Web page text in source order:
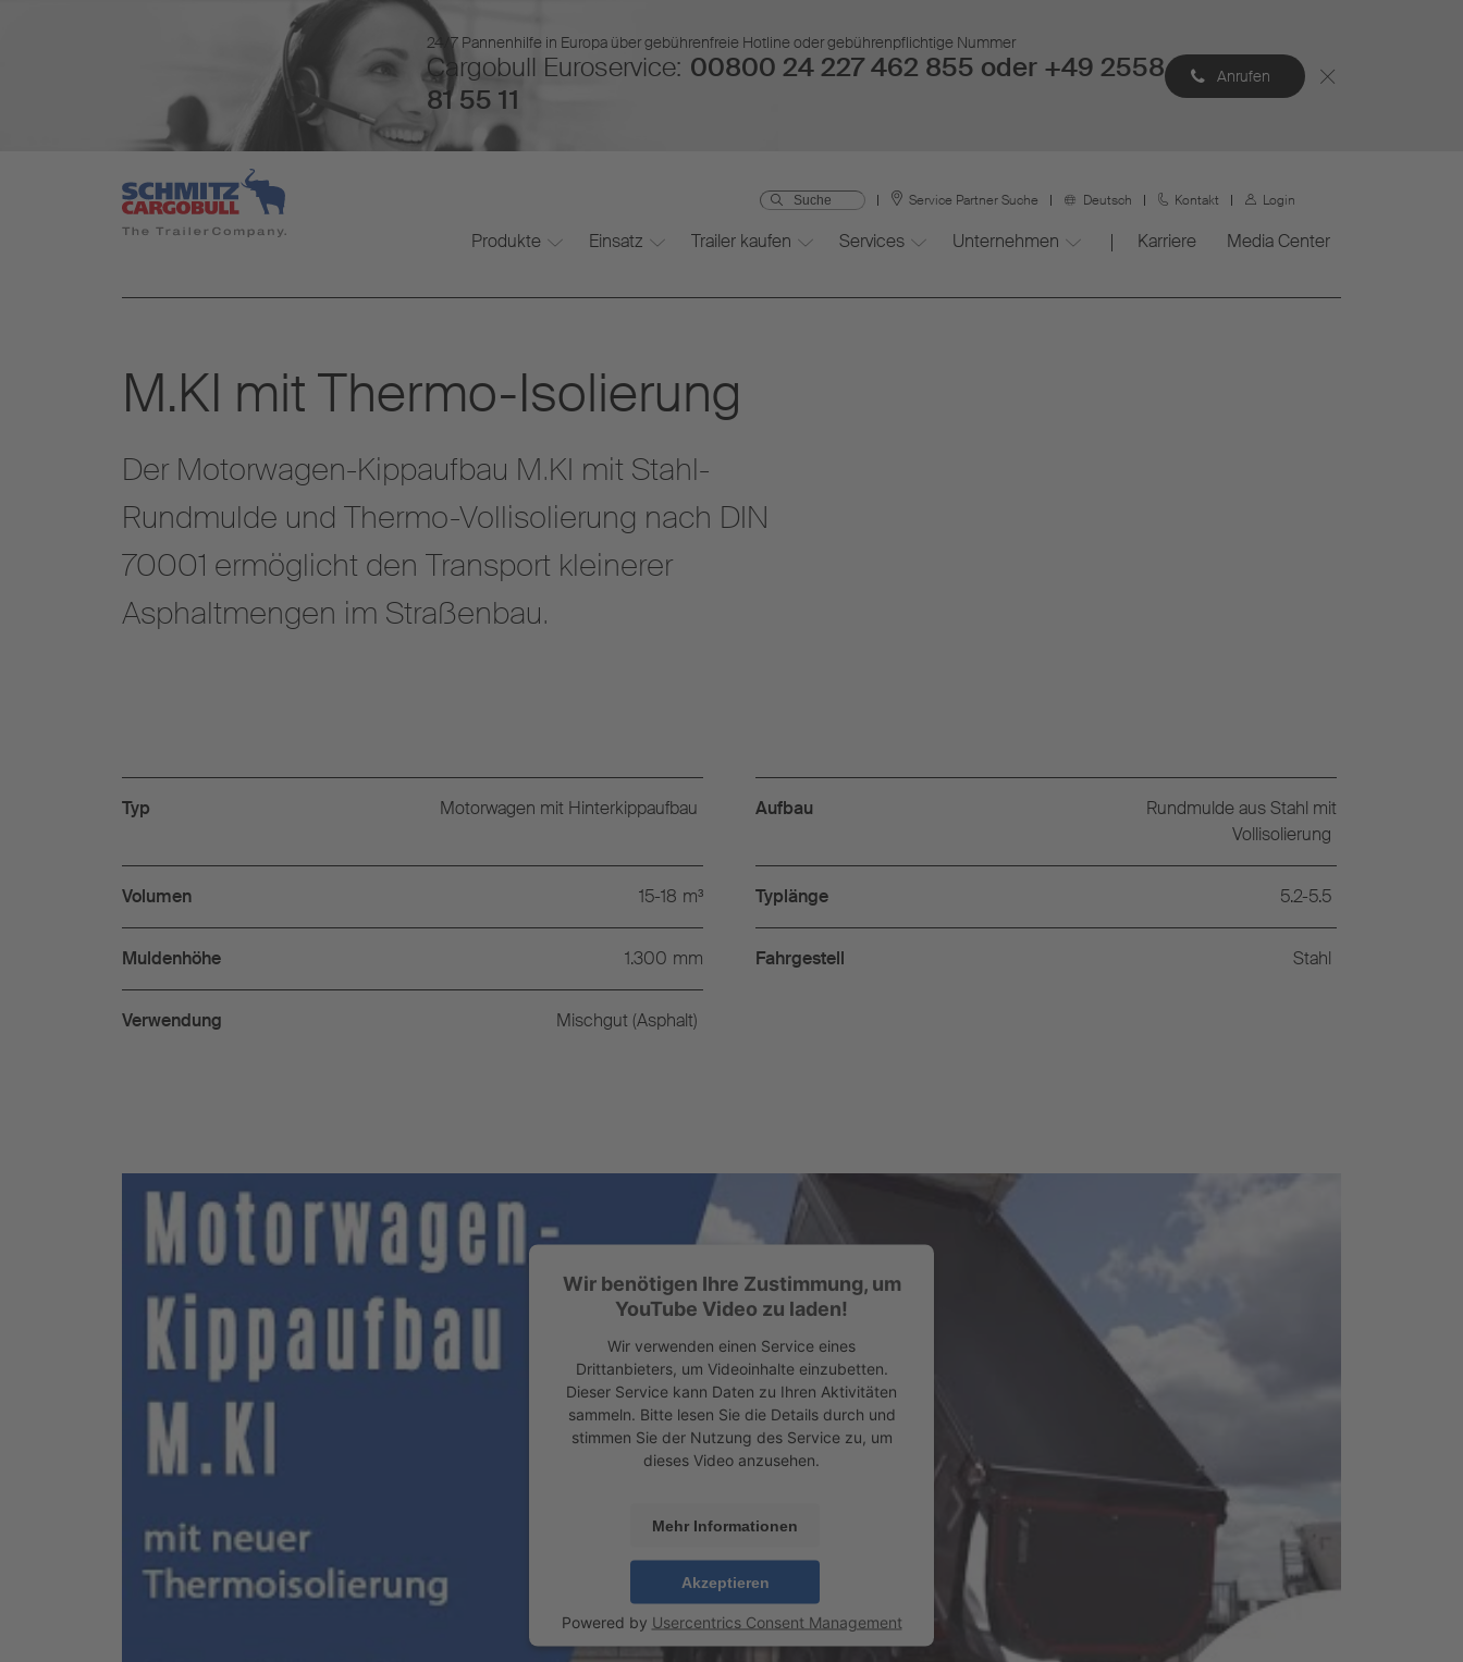
24/7 Pannenhilfe in Europa über gebührenfreie Hotline oder gebührenpflichtige Nummer
Cargobull Euroservice: 00800 24 227 462 855 oder +49 2558
81 55 11
Anrufen
Service Partner Suche Deutsch Kontakt Login
Produkte Einsatz Trailer kaufen Services Unternehmen Karriere Media Center
M.KI mit Thermo-Isolierung
Der Motorwagen-Kippaufbau M.KI mit Stahl-
Rundmulde und Thermo-Vollisolierung nach DIN
70001 ermöglicht den Transport kleinerer
Asphaltmengen im Straßenbau.
Typ Motorwagen mit Hinterkippaufbau Aufbau
Rundmulde aus Stahl mit
Vollisolierung
Volumen 15-18 m³ Typlänge 5.2-5.5
Muldenhöhe 1.300 mm Fahrgestell Stahl
Verwendung Mischgut (Asphalt)
Wir benötigen Ihre Zustimmung, um
YouTube Video zu laden!
Wir verwenden einen Service eines
Drittanbieters, um Videoinhalte einzubetten.
Dieser Service kann Daten zu Ihren Aktivitäten
sammeln. Bitte lesen Sie die Details durch und
stimmen Sie der Nutzung des Service zu, um
dieses Video anzusehen.
Mehr Informationen
Akzeptieren
Powered by Usercentrics Consent Management